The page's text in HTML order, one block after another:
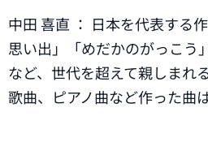
中田 喜直 ： 日本を代表する
思い出」「めだかのがっこう
など、世代を超えて親しまれ
歌曲、ピアノ曲など作った曲